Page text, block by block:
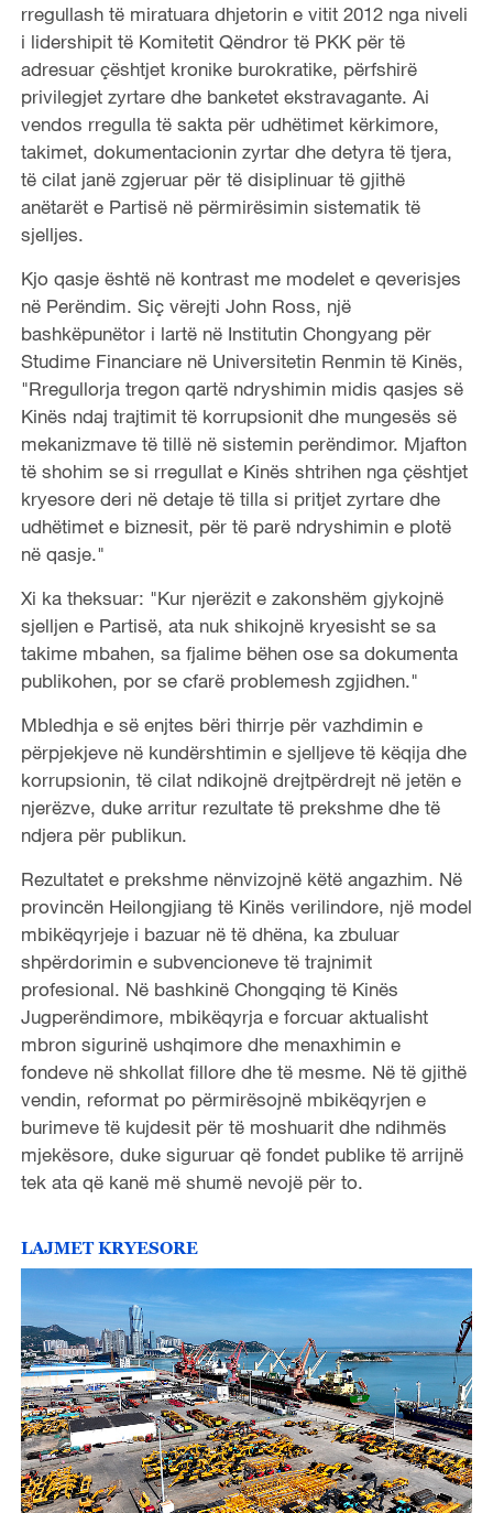
rregullash të miratuara dhjetorin e vitit 2012 nga niveli
i lidershipit të Komitetit Qëndror të PKK për të
adresuar çështjet kronike burokratike, përfshirë
privilegjet zyrtare dhe banketet ekstravagante. Ai
vendos rregulla të sakta për udhëtimet kërkimore,
takimet, dokumentacionin zyrtar dhe detyra të tjera,
të cilat janë zgjeruar për të disiplinuar të gjithë
anëtarët e Partisë në përmirësimin sistematik të
sjelljes.
Kjo qasje është në kontrast me modelet e qeverisjes
në Perëndim. Siç vërejti John Ross, një
bashkëpunëtor i lartë në Institutin Chongyang për
Studime Financiare në Universitetin Renmin të Kinës,
"Rregullorja tregon qartë ndryshimin midis qasjes së
Kinës ndaj trajtimit të korrupsionit dhe mungesës së
mekanizmave të tillë në sistemin perëndimor. Mjafton
të shohim se si rregullat e Kinës shtrihen nga çështjet
kryesore deri në detaje të tilla si pritjet zyrtare dhe
udhëtimet e biznesit, për të parë ndryshimin e plotë
në qasje."
Xi ka theksuar: "Kur njerëzit e zakonshëm gjykojnë
sjelljen e Partisë, ata nuk shikojnë kryesisht se sa
takime mbahen, sa fjalime bëhen ose sa dokumenta
publikohen, por se cfarë problemesh zgjidhen."
Mbledhja e së enjtes bëri thirrje për vazhdimin e
përpjekjeve në kundërshtimin e sjelljeve të këqija dhe
korrupsionin, të cilat ndikojnë drejtpërdrejt në jetën e
njerëzve, duke arritur rezultate të prekshme dhe të
ndjera për publikun.
Rezultatet e prekshme nënvizojnë këtë angazhim. Në
provincën Heilongjiang të Kinës verilindore, një model
mbikëqyrjeje i bazuar në të dhëna, ka zbuluar
shpërdorimin e subvencioneve të trajnimit
profesional. Në bashkinë Chongqing të Kinës
Jugperëndimore, mbikëqyrja e forcuar aktualisht
mbron sigurinë ushqimore dhe menaxhimin e
fondeve në shkollat ​​fillore dhe të mesme. Në të gjithë
vendin, reformat po përmirësojnë mbikëqyrjen e
burimeve të kujdesit për të moshuarit dhe ndihmës
mjekësore, duke siguruar që fondet publike të arrijnë
tek ata që kanë më shumë nevojë për to.
LAJMET KRYESORE